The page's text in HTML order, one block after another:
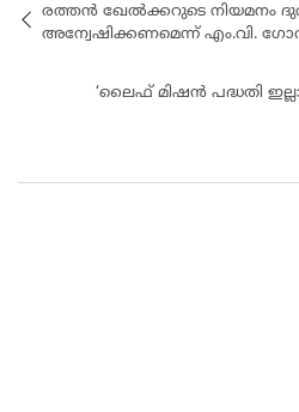
രത്തൻ ഖേൽക്കറുടെ നിയമനം
അന്വേഷിക്കണമെന്ന് എം.വി.
‘ലൈഫ് മിഷൻ പദ്ധതി